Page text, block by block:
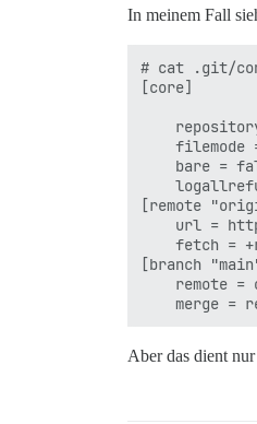
In meinem Fall
# cat .git/
[core]
[remote
[branch
Aber das dient